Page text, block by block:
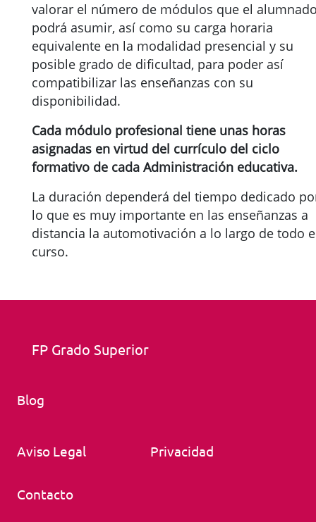
valorar el número de módulos que el
podrá asumir, así como su carga horaria
equivalente en la modalidad presencial y su
posible grado de dificultad, para poder así
compatibilizar las enseñanzas con su
disponibilidad.
Cada módulo profesional tiene unas horas
asignadas en virtud del currículo del ciclo
formativo de cada Administración educativa.
La duración dependerá del tiempo dedicado
lo que es muy importante en las enseñanzas a
distancia la automotivación a lo largo de todo
curso.
FP Grado Superior
Blog
Aviso Legal Privacidad
Contacto